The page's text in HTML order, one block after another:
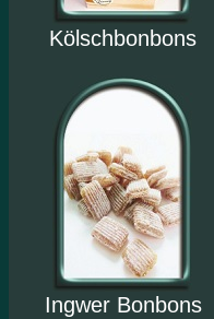
Kölschbonbons
Ingwer Bonbons